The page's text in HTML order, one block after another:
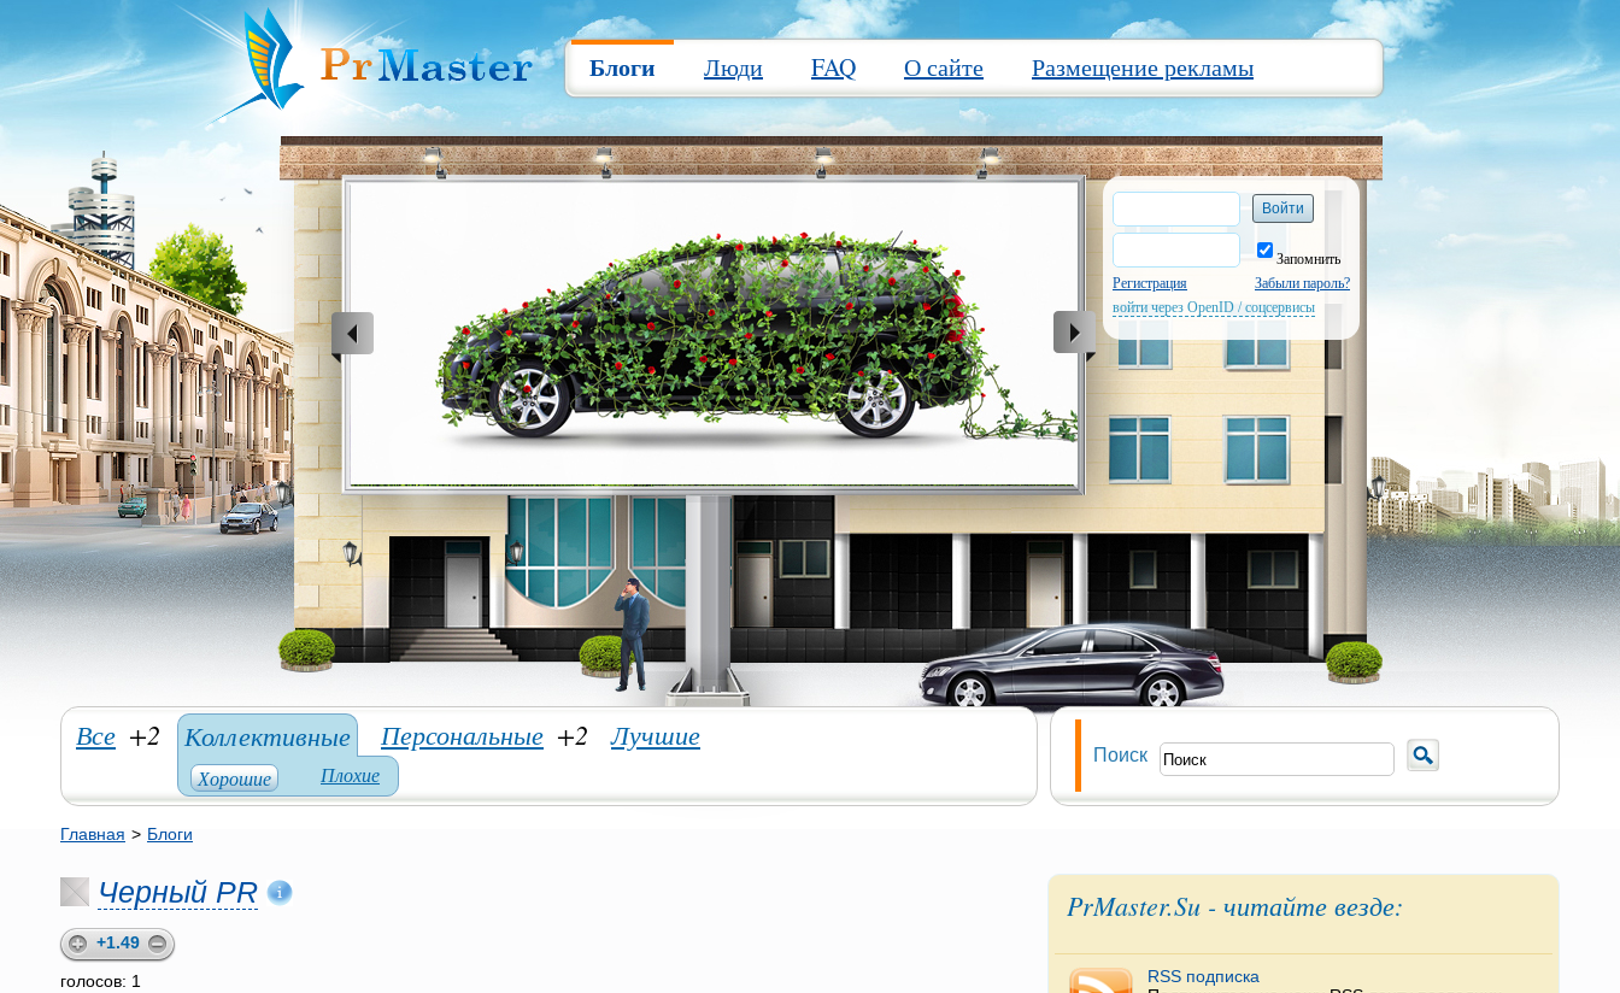
Блоги Люди FAQ О сайте Размещение рекламы
Запомнить
Регистрация
Забыли пароль?
войти через OpenID / соцсервисы
Все +2 Коллективные
Хорошие Плохие
Персональные +2 Лучшие
Поиск
Главная > Блоги
Черный PR
+1.49
голосов: 1
PrMaster.Su - читайте везде:
RSS подписка